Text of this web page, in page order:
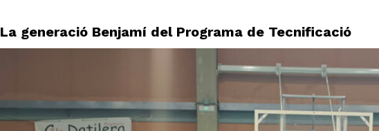
La generació Benjamí del Programa de Tecnificació